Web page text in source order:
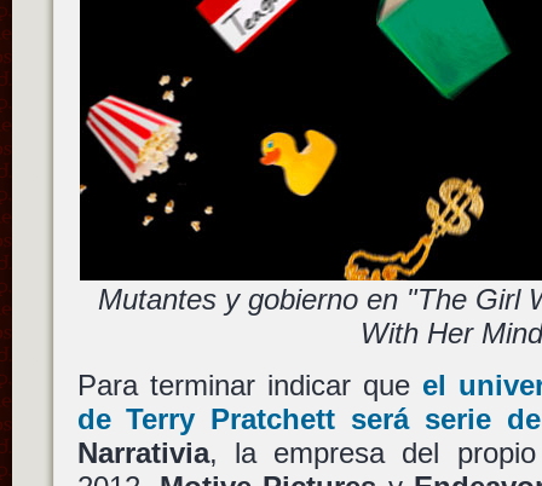
Mutantes y gobierno en "The Girl
With Her
Para terminar indicar que el
deTerry Pratchett será serie
Narrativia, la empresa del